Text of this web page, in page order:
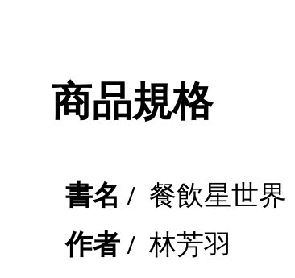
商品規格
書名 / 餐飲星世界
作者 / 林芳羽